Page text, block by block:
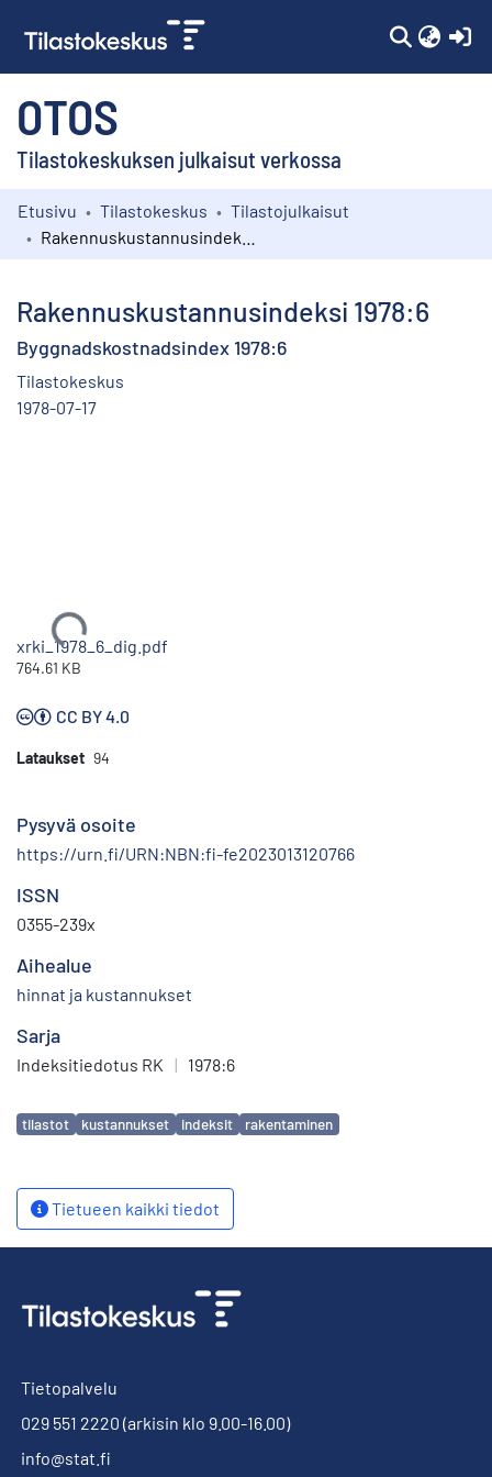
OTOS
Tilastokeskuksen julkaisut verkossa
Kokoelmat
Etusivu Tilastokeskus
Tilastojulkaisut
Rakennuskustannusindeksi 1978:6
Byggnadskostnadsindex 1978:6
Tilastokeskus
1978-07-17
Ladataan...
xrki_1978_6_dig.pdf
764.61 KB
CC BY 4.0
Lataukset 94
Pysyvä osoite
https://urn.fi/URN:NBN:fi-fe2023013120766
ISSN
0355-239x
Aihealue
hinnat ja kustannukset
Sarja
Indeksitiedotus RK | 1978:6
Avainsanat
tilastot kustannukset indeksit rakentaminen
Tietueen kaikki tiedot
Tietopalvelu
029 551 2220 (arkisin klo 9.00-16.00)
info@stat.fi